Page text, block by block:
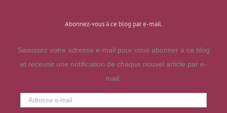
Abonnez-vous à ce blog par e-mail.
Saisissez votre adresse e-mail pour vous abonner à ce blog
et recevoir une notification de chaque nouvel article par e-
mail.
Adresse